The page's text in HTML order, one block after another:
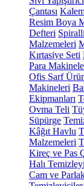
Çantası
Resim Boya
Defteri
Malzemeleri
Kırtasiye Seti
Para
Ofis Sarf
Makineleri
Ekipmanları
Ovma Teli
Süpürge
Kâğıt Havlu
Malzemeleri
Kireç ve Pas
Halı
Cam ve